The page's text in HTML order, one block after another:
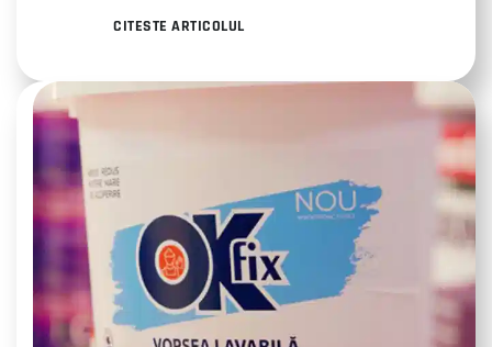
CITESTE ARTICOLUL